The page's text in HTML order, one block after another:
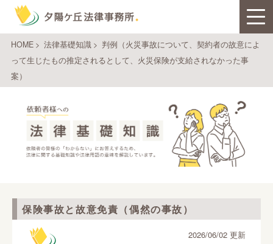
HOME> 法律基礎知識> 判例（火災事故について、契約者の故意によ
って生じたもの推定されるとして、火災保険が支給されなかった事
案）
保険事故と故意免責（偶然の事故）
2026/06/02 更新